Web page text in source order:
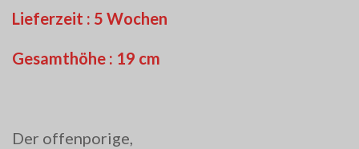
Lieferzeit : 5 Wochen
Gesamthöhe : 19 cm
Der offenporige,